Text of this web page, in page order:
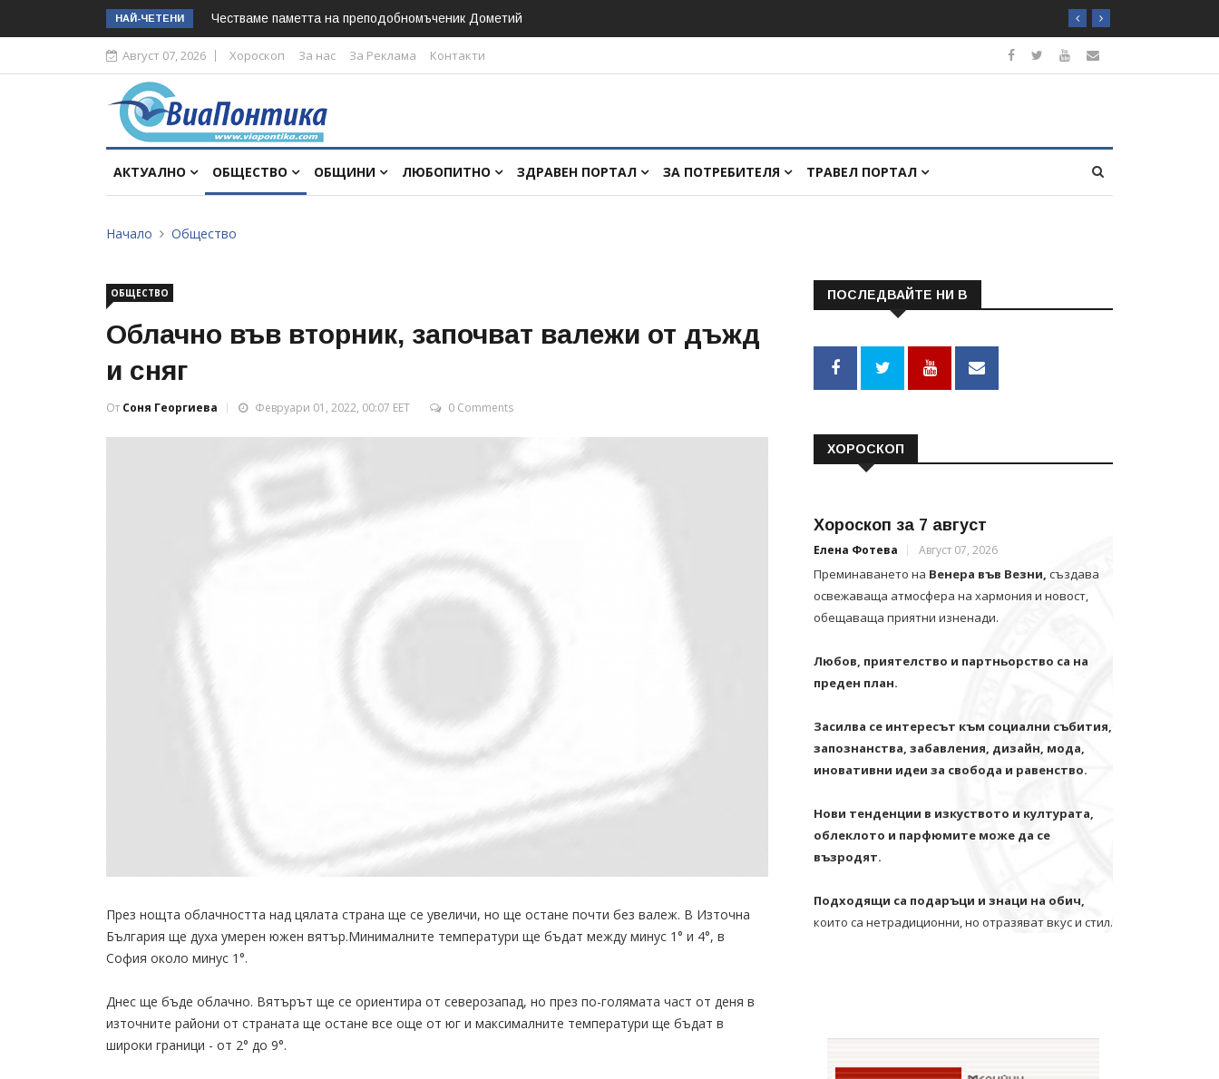
НАЙ-ЧЕТЕНИ Честваме паметта на преподобномъченик Дометий
Август 07, 2026 Хороскоп За нас За Реклама Контакти
АКТУАЛНО ОБЩЕСТВО ОБЩИНИ ЛЮБОПИТНО ЗДРАВЕН ПОРТАЛ ЗА ПОТРЕБИТЕЛЯ ТРАВЕЛ ПОРТАЛ
Начало Общество
ОБЩЕСТВО
Облачно във вторник, започват валежи от дъжд
и сняг
От Соня Георгиева Февруари 01, 2022, 00:07 EET 0 Comments
През нощта облачността над цялата страна ще се увеличи, но ще остане почти без валеж. В Източна
България ще духа умерен южен вятър.Минималните температури ще бъдат между минус 1° и 4°, в
София около минус 1°.
Днес ще бъде облачно. Вятърът ще се ориентира от северозапад, но през по-голямата част от деня в
източните райони от страната ще остане все още от юг и максималните температури ще бъдат в
широки граници - от 2° до 9°.
ПОСЛЕДВАЙТЕ НИ В
ХОРОСКОП
Хороскоп за 7 август
Елена Фотева Август 07, 2026
Преминаването на Венера във Везни, създава
освежаваща атмосфера на хармония и новост,
обещаваща приятни изненади.
Любов, приятелство и партньорство са на
преден план.
Засилва се интересът към социални събития,
запознанства, забавления, дизайн, мода,
иновативни идеи за свобода и равенство.
Нови тенденции в изкуството и културата,
облеклото и парфюмите може да се
възродят.
Подходящи са подаръци и знаци на обич,
които са нетрадиционни, но отразяват вкус и стил.